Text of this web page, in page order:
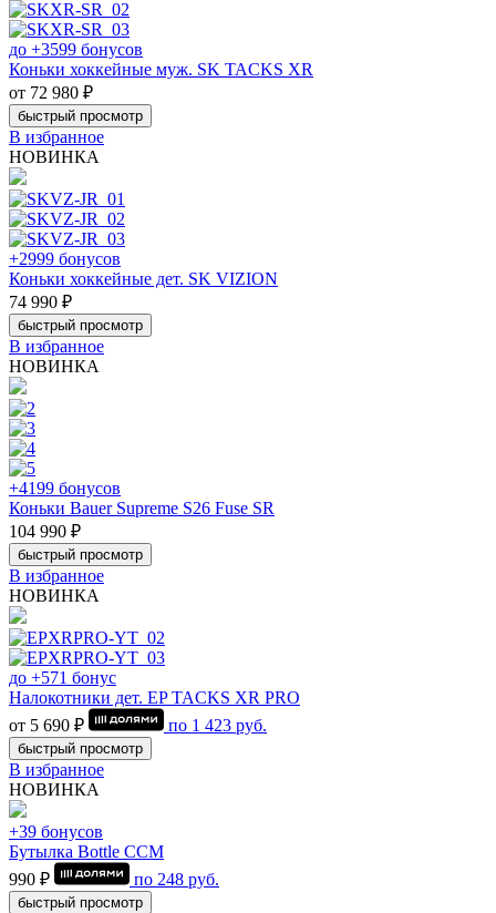
до +3599 бонусов
Коньки хоккейные муж. SK TACKS XR
от 72 980 ₽
быстрый просмотр
В избранное
НОВИНКА
+2999 бонусов
Коньки хоккейные дет. SK VIZION
74 990 ₽
быстрый просмотр
В избранное
НОВИНКА
+4199 бонусов
Коньки Bauer Supreme S26 Fuse SR
104 990 ₽
быстрый просмотр
В избранное
НОВИНКА
до +571 бонус
Налокотники дет. EP TACKS XR PRO
от 5 690 ₽
по 1 423 руб.
быстрый просмотр
В избранное
НОВИНКА
+39 бонусов
Бутылка Bottle CCM
990 ₽
по 248 руб.
быстрый просмотр